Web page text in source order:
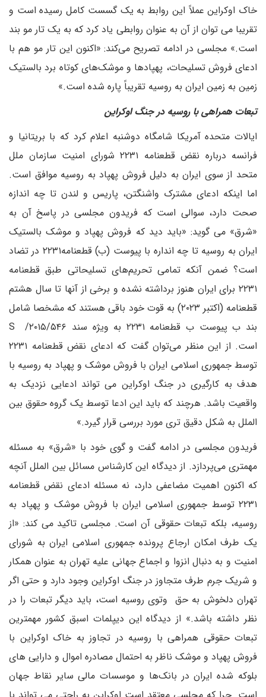
خاک اوکراین عملاً این روابط به یک گسست کامل رسیده است و
تقریبا می توان از آن به عنوان روابطی یاد کرد که به یک تار مو بند
است.» مجلسی در ادامه تصریح می‌کند: «اکنون این تار مو هم با
ادعای فروش تسلیحات، پهپادها و موشک‌های کوتاه برد بالستیک
زمین به زمین ایران به روسیه تقریباً پاره شده است.»
تبعات همراهی با روسیه در جنگ اوکراین
ایالات متحده آمریکا شامگاه دوشنبه اعلام کرد که با بریتانیا و
فرانسه درباره نقض قطعنامه ۲۲۳۱ شورای امنیت سازمان ملل
متحد از سوی ایران به دلیل فروش پهپاد به روسیه موافق است.
اما اینکه ادعای مشترک واشنگتن، پاریس و لندن تا چه اندازه
صحت دارد، سوالی است که فریدون مجلسی در پاسخ آن به
«شرق» می گوید: «باید دید که فروش پهپاد و موشک بالستیک
ایران به روسیه تا چه انداره با پیوست (ب) قطعنامه۲۲۳۱ در تضاد
است؟ ضمن آنکه تمامی تحریم‌های تسلیحاتی طبق قطعنامه
۲۲۳۱ برای ایران هنوز برداشته نشده و برخی از آنها تا سال هشتم
قطعنامه (اکتبر ۲۰۲۳) به قوت خود باقی هستند که مشخصا شامل
بند ب پیوست ب قطعنامه ۲۲۳۱ به ویژه سند ۲۰۱۵/۵۴۶/ S
است. از این منظر می‌توان گفت که ادعای نقض قطعنامه ۲۲۳۱
توسط جمهوری اسلامی ایران با فروش موشک و پهپاد به روسیه با
هدف به کارگیری در جنگ اوکراین می تواند ادعایی نزدیک به
واقعیت باشد. هرچند که باید این ادعا توسط یک گروه حقوق بین
الملل به شکل دقیق تری مورد بررسی قرار گیرد.»
فریدون مجلسی در ادامه گفت و گوی خود با «شرق» به مسئله
مهمتری می‌پردازد. از دیدگاه این کارشناس مسائل بین الملل آنچه
که اکنون اهمیت مضاعفی دارد، نه مسئله ادعای نقض قطعنامه
۲۲۳۱ توسط جمهوری اسلامی ایران با فروش موشک و پهپاد به
روسیه، بلکه تبعات حقوقی آن است. مجلسی تاکید می کند: «از
یک طرف امکان ارجاع پرونده جمهوری اسلامی ایران به شورای
امنیت و به دنبال انزوا و اجماع جهانی علیه تهران به عنوان همکار
و شریک جرم طرف متجاوز در جنگ اوکراین وجود دارد و حتی اگر
تهران دلخوش به حق وتوی روسیه است، باید دیگر تبعات را در
نظر داشته باشد.» از دیدگاه این دیپلمات اسبق کشور مهمترین
تبعات حقوقی همراهی با روسیه در تجاوز به خاک اوکراین با
فروش پهپاد و موشک ناظر به احتمال مصادره اموال و دارایی های
بلوکه شده ایران در بانک‌ها و موسسات مالی سایر نقاط جهان